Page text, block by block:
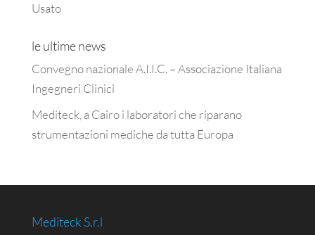
Usato
le ultime news
Convegno nazionale A.I.I.C. – Associazione Italiana
Ingegneri Clinici
Mediteck, a Cairo i laboratori che riparano
strumentazioni mediche da tutta Europa
Mediteck S.r.l